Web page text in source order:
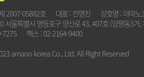
2007-05882호 대표 : 전명진 상호명 : 아마노
서울특별시 영등포구 양산로 43, 407호 (양평동3가
7275
팩스 : 02-2164-9400
amano korea Co., Ltd. All Right Reserved